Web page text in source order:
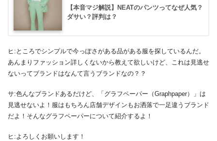
【本音マジ解説】NEATのパンツってなぜ人気？
ダサい？評判は？
ヒ:ところでシンプルで今っぽさがある品がある服を探しているんだ。
あんまりファッション詳しくないから教えて欲しいけど、これは見逃せ
ないってブランドはなんて言うブランドなの？？
サ:色んなブランドあるだけど、「グラフペーパー（Graphpaper）」は
見逃せないよ！服はもちろん店舗デザインもお洒落で一足違うブランド
だよ！そんなグラフペーパーについて紹介するよ！
ヒ:よろしくお願いします！